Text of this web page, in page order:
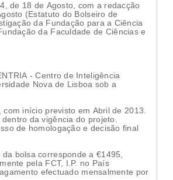
(Estatuto do Bolseiro de
da Fundação para a Ciência
da Faculdade de Ciências e
- Centro de Inteligência
Nova de Lisboa sob a
início previsto em Abril de 2013.
da vigência do projeto.
de homologação e decisão final
bolsa corresponde a €1495,
pela FCT, I.P. no País
efectuado mensalmente por